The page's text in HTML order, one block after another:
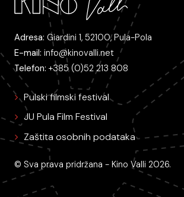
Adresa: Giardini 1, 52100, Pula-Pola
E-mail: info@kinovalli.net
Telefon: +385 (0)52 213 808
Pulski filmski festival
JU Pula Film Festival
Zaštita osobnih podataka
© Sva prava pridržana - Kino Valli 2026.